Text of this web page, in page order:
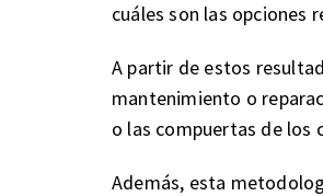
cuáles son las opciones
A partir de estos
mantenimiento o
o las compuertas de los
Además, esta